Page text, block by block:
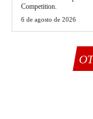
Competition.
6 de agosto de 2026